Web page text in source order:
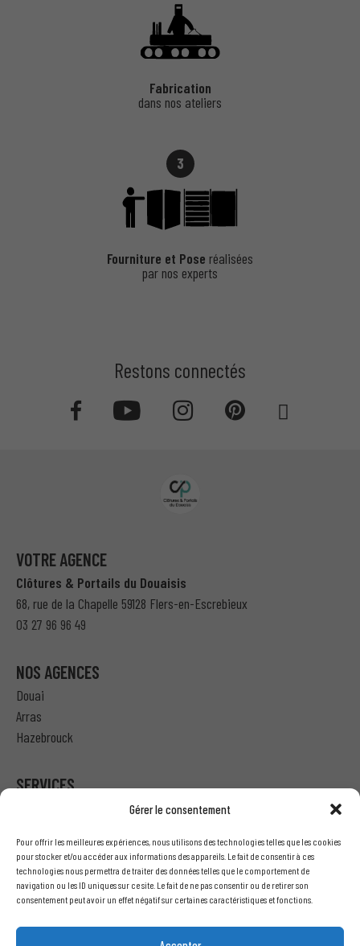
Gérer le consentement
Pour offrir les meilleures expériences, nous utilisons des technologies telles que les cookies
pour stocker et/ou accéder aux informations des appareils. Le fait de consentir à ces
technologies nous permettra de traiter des données telles que le comportement de
navigation ou les ID uniques sur ce site. Le fait de ne pas consentir ou de retirer son
consentement peut avoir un effet négatif sur certaines caractéristiques et fonctions.
Fabrication
dans nos ateliers
3
Fourniture et Pose réalisées
par nos experts
Restons connectés
VOTRE AGENCE
Clôtures & Portails du Douaisis
68, rue de la Chapelle 59128 Flers-en-Escrebieux
03 27 96 96 49
NOS AGENCES
Douai
Arras
Hazebrouck
SERVICES
Professionnel – J’ai besoin d’un devis
Nous écrire
Recrutement